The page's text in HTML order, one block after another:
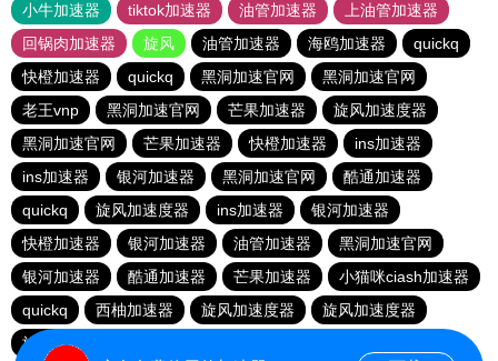
小牛加速器
tiktok加速器 油管加速器
上油管加速器
回锅肉加速器
旋风 油管加速器 海鸥加速器
quickq
快橙加速器
quickq 黑洞加速官网
黑洞加速官网
老王vnp
黑洞加速官网 芒果加速器
旋风加速度器
黑洞加速官网
芒果加速器 快橙加速器
ins加速器
ins加速器
银河加速器 黑洞加速官网
酷通加速器
quickq
旋风加速度器 ins加速器
银河加速器
快橙加速器
银河加速器 油管加速器
黑洞加速官网
银河加速器
酷通加速器 芒果加速器
小猫咪ciash加速器
quickq
西柚加速器 旋风加速度器
旋风加速度器
旋风加速度器